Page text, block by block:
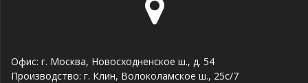
Офис: г. Москва, Новосходненское ш., д. 54
Производство: г. Клин, Волоколамское ш., 25с/7